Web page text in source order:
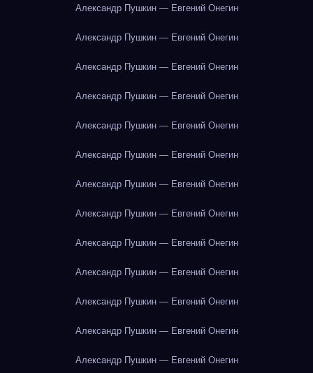
Александр Пушкин — Евгений Онегин
Александр Пушкин — Евгений Онегин
Александр Пушкин — Евгений Онегин
Александр Пушкин — Евгений Онегин
Александр Пушкин — Евгений Онегин
Александр Пушкин — Евгений Онегин
Александр Пушкин — Евгений Онегин
Александр Пушкин — Евгений Онегин
Александр Пушкин — Евгений Онегин
Александр Пушкин — Евгений Онегин
Александр Пушкин — Евгений Онегин
Александр Пушкин — Евгений Онегин
Александр Пушкин — Евгений Онегин